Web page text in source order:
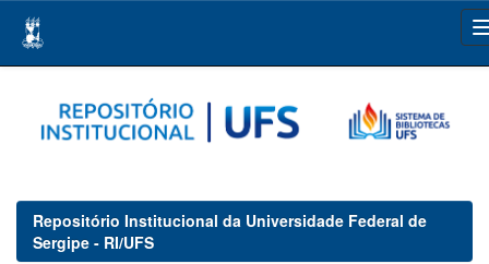
navigation
Repositório Institucional da Universidade Federal de
Sergipe - RI/UFS